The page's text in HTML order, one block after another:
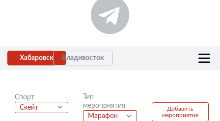
Хабаровск Владивосток
Спорт
Скейт
Тип
мероприятия
Марафон
Добавить
мероприятие